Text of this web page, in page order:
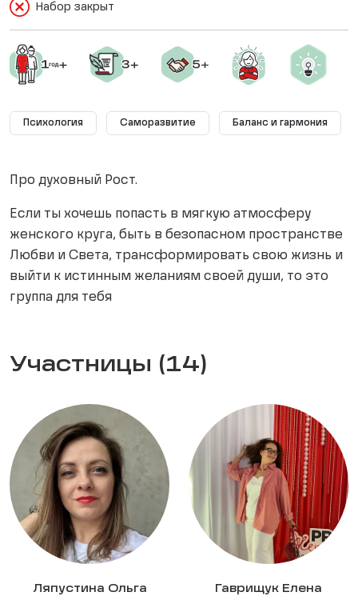
Набор закрыт
Психология Саморазвитие Баланс и гармония
Про духовный Рост.
Если ты хочешь попасть в мягкую атмосферу
женского круга, быть в безопасном пространстве
Любви и Света, трансформировать свою жизнь и
выйти к истинным желаниям своей души, то это
группа для тебя
Участницы (14)
Ляпустина Ольга Гаврищук Елена